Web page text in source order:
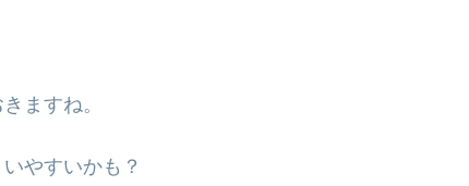
ますね。
やすいかも？